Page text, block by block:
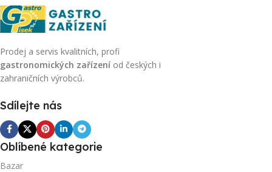
Prodej a servis kvalitních, profi
gastronomických zařízení od českých i
zahraničních výrobců.
Sdílejte nás
Oblíbené kategorie
Bazar